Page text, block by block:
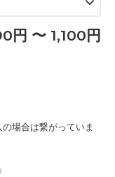
円 〜 1,100円
場合は繋がっていま